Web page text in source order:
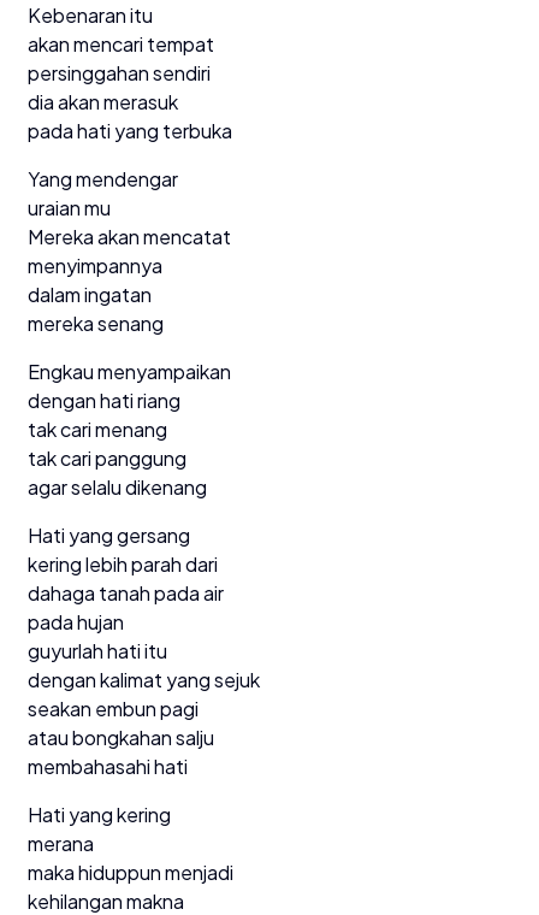
Kebenaran itu
akan mencari tempat
persinggahan sendiri
dia akan merasuk
pada hati yang terbuka
Yang mendengar
uraian mu
Mereka akan mencatat
menyimpannya
dalam ingatan
mereka senang
Engkau menyampaikan
dengan hati riang
tak cari menang
tak cari panggung
agar selalu dikenang
Hati yang gersang
kering lebih parah dari
dahaga tanah pada air
pada hujan
guyurlah hati itu
dengan kalimat yang sejuk
seakan embun pagi
atau bongkahan salju
membahasahi hati
Hati yang kering
merana
maka hiduppun menjadi
kehilangan makna